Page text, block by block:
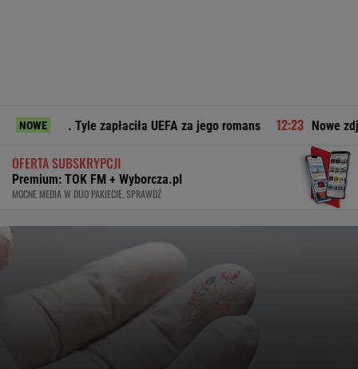
NOWE UEFA za jego romans Nowe zdjęcie Johna
OFERTA SUBSKRYPCJI
Premium: TOK FM + Wyborcza.pl
MOCNE MEDIA W DUO PAKIECIE. SPRAWDŹ